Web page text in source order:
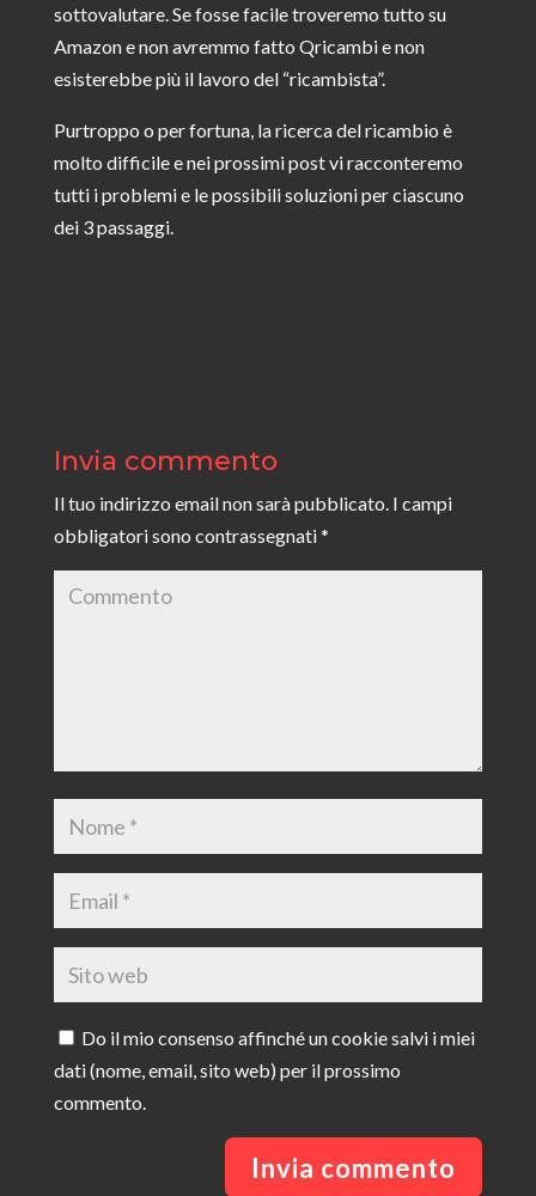
sottovalutare. Se fosse facile troveremo tutto su
Amazon e non avremmo fatto Qricambi e non
esisterebbe più il lavoro del “ricambista”.
Purtroppo o per fortuna, la ricerca del ricambio è
molto difficile e nei prossimi post vi racconteremo
tutti i problemi e le possibili soluzioni per ciascuno
dei 3 passaggi.
Invia commento
Il tuo indirizzo email non sarà pubblicato.I campi
obbligatori sono contrassegnati*
Do il mio consenso affinché un cookie salvi i miei
dati (nome, email, sito web) per il prossimo
commento.